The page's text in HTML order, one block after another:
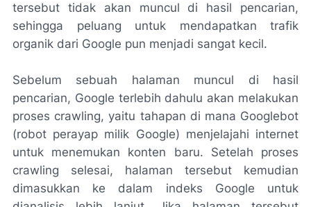
tersebut tidak akan muncul di hasil pencarian,
sehingga peluang untuk mendapatkan trafik
organik dari Google pun menjadi sangat kecil.
Sebelum sebuah halaman muncul di hasil
pencarian, Google terlebih dahulu akan melakukan
proses crawling, yaitu tahapan di mana Googlebot
(robot perayap milik Google) menjelajahi internet
untuk menemukan konten baru. Setelah proses
crawling selesai, halaman tersebut kemudian
dimasukkan ke dalam indeks Google untuk